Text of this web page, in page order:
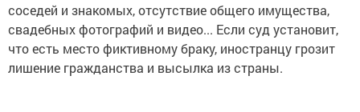
соседей и знакомых, отсутствие общего имущества,
свадебных фотографий и видео... Если суд установит,
что есть место фиктивному браку, иностранцу грозит
лишение гражданства и высылка из страны.